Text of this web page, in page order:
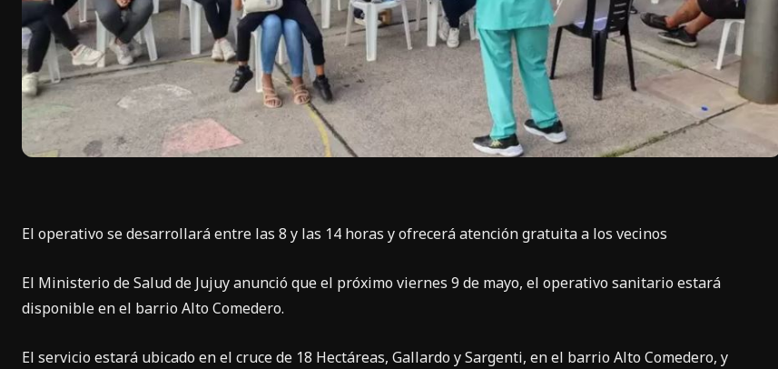
El operativo se desarrollará entre las 8 y las 14 horas y ofrecerá atención gratuita a los vecinos
El Ministerio de Salud de Jujuy anunció que el próximo viernes 9 de mayo, el operativo sanitario estará
disponible en el barrio Alto Comedero.
El servicio estará ubicado en el cruce de 18 Hectáreas, Gallardo y Sargenti, en el barrio Alto Comedero, y